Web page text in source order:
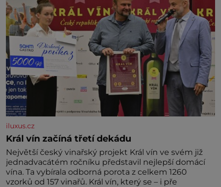
iluxus.cz
Král vín začíná třetí dekádu
Největší český vinařský projekt Král vín ve svém již
jednadvacátém ročníku představil nejlepší domácí
vína. Ta vybírala odborná porota z celkem 1260
vzorků od 157 vinařů. Král vín, který se – i pře